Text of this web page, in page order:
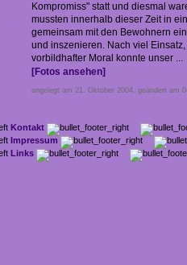
Kompromiss" statt und diesmal
mussten innerhalb dieser Zeit in
gemeinsam mit den Bewohnern
und inszenieren. Nach viel
vorbildhafter Moral konnte unser ...
[Fotos ansehen]
angelegt am 21. Oktober 2004, geändert am
Kontakt
Impressum
Links